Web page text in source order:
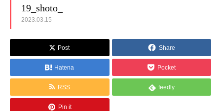
19_shoto_
2023.03.15
Post Share
Hatena Pocket
RSS feedly
Pin it